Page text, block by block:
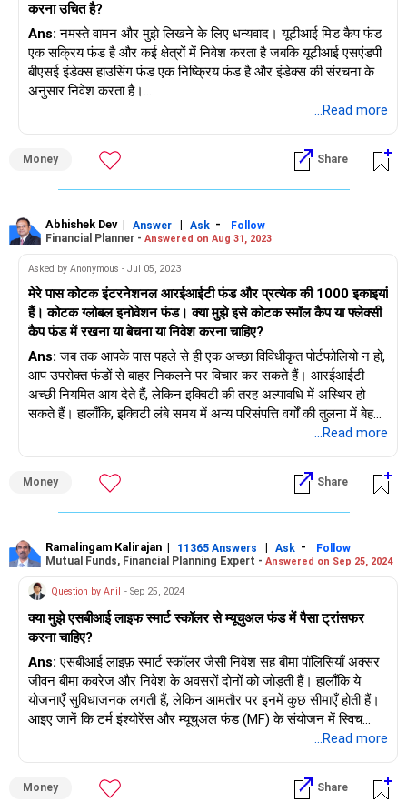
करना उचित है?
Ans: नमस्ते वामन और मुझे लिखने के लिए धन्यवाद। यूटीआई मिड कैप फंड
एक सक्रिय फंड है और कई क्षेत्रों में निवेश करता है जबकि यूटीआई एसएंडपी
बीएसई इंडेक्स हाउसिंग फंड एक निष्क्रिय फंड है और इंडेक्स की संरचना के
अनुसार निवेश करता है।
प्रदर्शन पर निर्भर करेगा और फिर निर्णय लें कि आप मिड कैप फंड से बीएसई
इंडेक्स हाउसिंग फंड में स्विच करना चाहते हैं या नहीं।
...Read more
Money Share
Abhishek Dev| Answer | Ask -
Follow
Financial Planner - Answered on Aug 31, 2023
Asked by Anonymous - Jul 05, 2023
मेरे पास कोटक इंटरनेशनल आरईआईटी फंड और प्रत्येक की 1000 इकाइयां
हैं। कोटक ग्लोबल इनोवेशन फंड। क्या मुझे इसे कोटक स्मॉल कैप या फ्लेक्सी
कैप फंड में रखना या बेचना या निवेश करना चाहिए?
Ans: जब तक आपके पास पहले से ही एक अच्छा विविधीकृत पोर्टफोलियो न हो,
आप उपरोक्त फंडों से बाहर निकलने पर विचार कर सकते हैं। आरईआईटी
अच्छी नियमित आय देते हैं, लेकिन इक्विटी की तरह अल्पावधि में अस्थिर हो
सकते हैं। हालाँकि, इक्विटी लंबे समय में अन्य परिसंपत्ति वर्गों की तुलना में बेहतर
प्रदर्शन करती है। यदि आपकी निवेश अवधि 5 वर्ष से कम है, तो आप
ऊंचे स्तर के साथ आते हैं, कृपया गिरने से पहले अपने जोखिम प्रोफ़ाइल का
आकलन करें।
...Read more
Money Share
Ramalingam Kalirajan | 11365 Answers | Ask -
Follow
Mutual Funds, Financial Planning Expert - Answered on Sep 25, 2024
Question by Anil - Sep 25, 2024
क्या मुझे एसबीआई लाइफ स्मार्ट स्कॉलर से म्यूचुअल फंड में पैसा ट्रांसफर
करना चाहिए?
Ans: एसबीआई लाइफ़ स्मार्ट स्कॉलर जैसी निवेश सह बीमा पॉलिसियाँ अक्सर
जीवन बीमा कवरेज और निवेश के अवसरों दोनों को जोड़ती हैं। हालाँकि ये
योजनाएँ सुविधाजनक लगती हैं, लेकिन आमतौर पर इनमें कुछ सीमाएँ होती हैं।
आइए जानें कि टर्म इंश्योरेंस और म्यूचुअल फंड (MF) के संयोजन में स्विच
निवेश सह बीमा पॉलिसियों के नुकसान
उच्च लागत: निवेश सह बीमा पॉलिसियों में आवंटन शुल्क, फंड प्रबंधन शुल्क
...Read more
Money Share